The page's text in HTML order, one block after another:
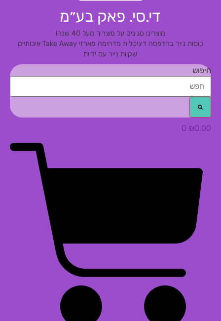
די.סי. פאק בע״מ
מוצרינו מגינים על מוצריך מעל 40 שנה!
כוסות נייר בהדפסה דיגיטלית מדהימהמארזי Take Away איכותיים
שקיות נייר עם ידיות
חיפוש
₪0.00
0